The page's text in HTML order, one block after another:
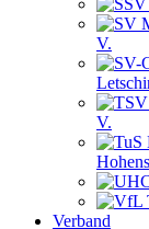
V.
V.
Verband